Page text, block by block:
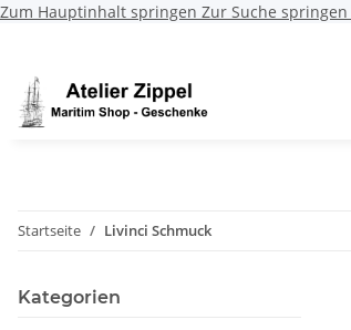
Zum Hauptinhalt springen Zur Suche springen
Startseite Livinci Schmuck
Kategorien